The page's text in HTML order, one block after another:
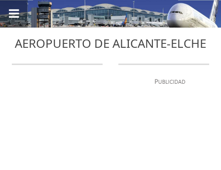
AEROPUERTO DE ALICANTE-ELCHE